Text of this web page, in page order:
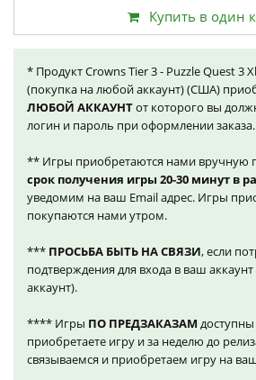
Купить в один
* Продукт Crowns Tier 3 - Puzzle Quest 3
(покупка на любой аккаунт) (США)
ЛЮБОЙ АККАУНТот которого вы
логин и пароль при оформлении заказа.
** Игры приобретаются нами вручную
срок получения игры 20-30 минут в
уведомим на ваш Email адрес. Игры
покупаются нами утром.
*** ПРОСЬБА БЫТЬ НА СВЯЗИ, если
подтверждения для входа в ваш
аккаунт).
**** Игры ПО ПРЕДЗАКАЗАМ доступны
приобретаете игру и за неделю до
связываемся и приобретаем игру на